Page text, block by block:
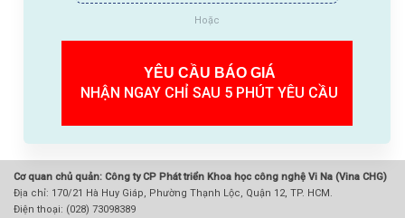
Hoặc
YÊU CẦU BÁO GIÁ
NHẬN NGAY CHỈ SAU 5 PHÚT YÊU CẦU
Cơ quan chủ quản: Công ty CP Phát triển Khoa học công nghệ Vi Na (Vina CHG)
Địa chỉ: 170/21 Hà Huy Giáp, Phường Thạnh Lộc, Quận 12, TP. HCM.
Điện thoại: (028) 73098389